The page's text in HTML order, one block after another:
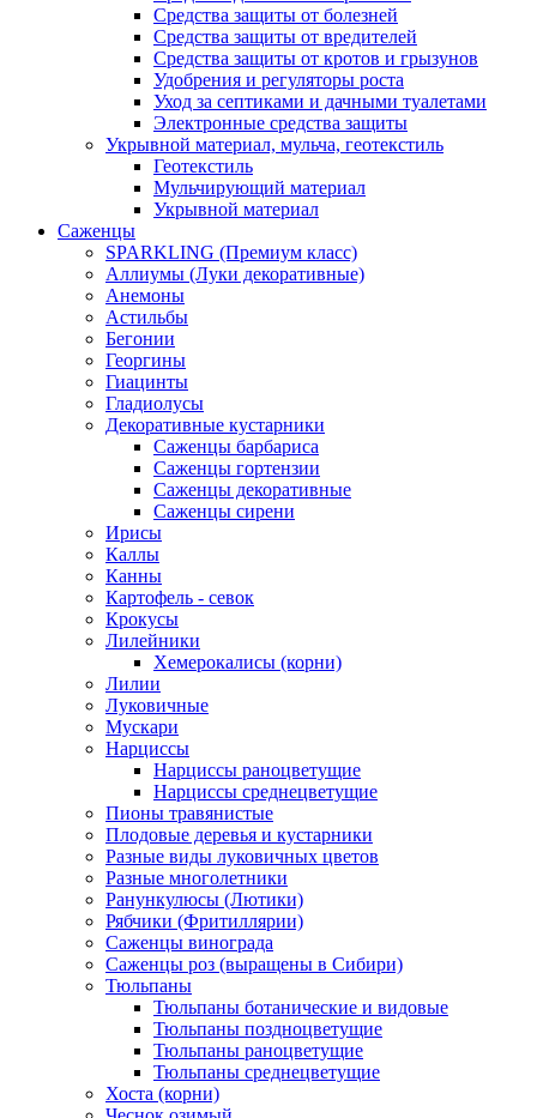
Средства защиты от болезней
Средства защиты от вредителей
Средства защиты от кротов и грызунов
Удобрения и регуляторы роста
Уход за септиками и дачными туалетами
Электронные средства защиты
Укрывной материал, мульча, геотекстиль
Геотекстиль
Мульчирующий материал
Укрывной материал
Саженцы
SPARKLING (Премиум класс)
Аллиумы (Луки декоративные)
Анемоны
Астильбы
Бегонии
Георгины
Гиацинты
Гладиолусы
Декоративные кустарники
Саженцы барбариса
Саженцы гортензии
Саженцы декоративные
Саженцы сирени
Ирисы
Каллы
Канны
Картофель - севок
Крокусы
Лилейники
Хемерокалисы (корни)
Лилии
Луковичные
Мускари
Нарциссы
Нарциссы раноцветущие
Нарциссы среднецветущие
Пионы травянистые
Плодовые деревья и кустарники
Разные виды луковичных цветов
Разные многолетники
Ранункулюсы (Лютики)
Рябчики (Фритиллярии)
Саженцы винограда
Саженцы роз (выращены в Сибири)
Тюльпаны
Тюльпаны ботанические и видовые
Тюльпаны поздноцветущие
Тюльпаны раноцветущие
Тюльпаны среднецветущие
Хоста (корни)